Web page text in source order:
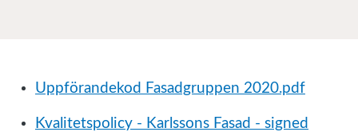
Uppförandekod Fasadgruppen 2020.pdf
Kvalitetspolicy - Karlssons Fasad - signed